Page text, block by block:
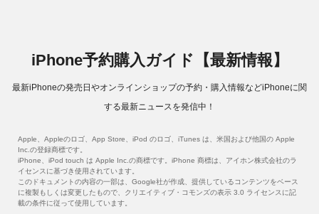
iPhone予約購入ガイド【最新情報】
最新iPhoneの発売日やオンラインショップの予約・購入情報などiPhoneに関
する最新ニュースを発信中！
Apple、Appleのロゴ、App Store、iPod のロゴ、iTunes は、米国および他国の Apple
Inc.の登録商標です。
iPhone、iPod touch は Apple Inc.の商標です。iPhone 商標は、アイホン株式会社のラ
イセンスに基づき使用されています。
このドキュメントの内容の一部は、Google社が作成、提供しているコンテンツをベース
に複製もしくは変更したもので、クリエイティブ・コモンズの表示 3.0 ライセンスに記
載の条件に従って使用しています。